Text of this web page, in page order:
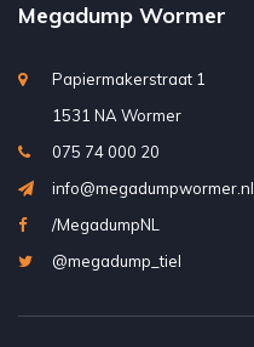
Megadump Wormer
Papiermakerstraat 1
1531 NA Wormer
075 74 000 20
info@megadumpwormer.nl
/MegadumpNL
@megadump_tiel